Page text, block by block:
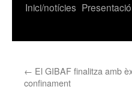
Inici/notícies Presentació
← El GIBAF finalitza amb
confinament